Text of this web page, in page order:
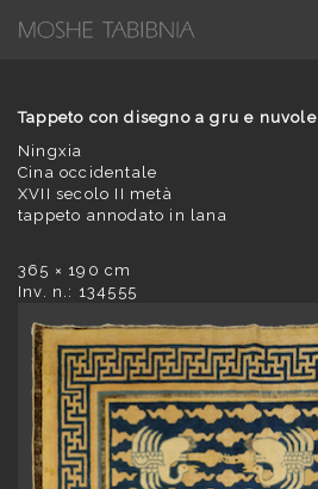
Tappeto con disegno a gru e nuvole
Ningxia
Cina occidentale
XVII secolo II metà
tappeto annodato in lana
365 × 190 cm
Inv. n.: 134555